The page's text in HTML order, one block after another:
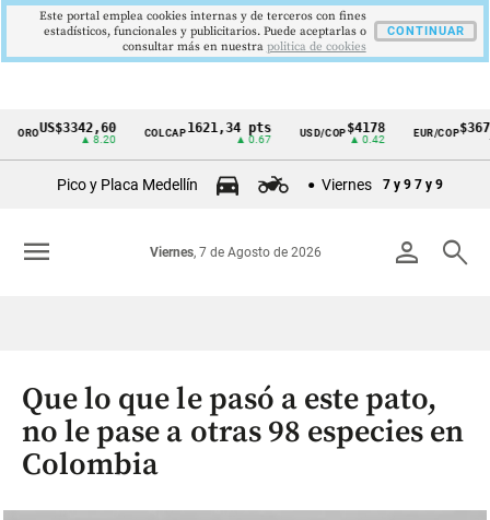
Cintillo
Colombia
OROUS$3342,60
▲ 8.20
COLCAP1621,34 pts
▲ 0.67
USD/COP$4178
▲ 0.42
EUR/COP$3672
Pico y Placa Medellín Viernes 7 y 9 7 y 9
person search
Viernes, 7 de Agosto de 2026
menu
Que lo que le pasó a este pato,
no le pase a otras 98 especies en
Colombia
Este portal emplea cookies internas y de terceros con fines
estadísticos, funcionales y publicitarios. Puede aceptarlas o
consultar más en nuestra politica de cookies
CONTINUAR